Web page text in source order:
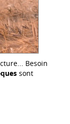
Besoin
sont